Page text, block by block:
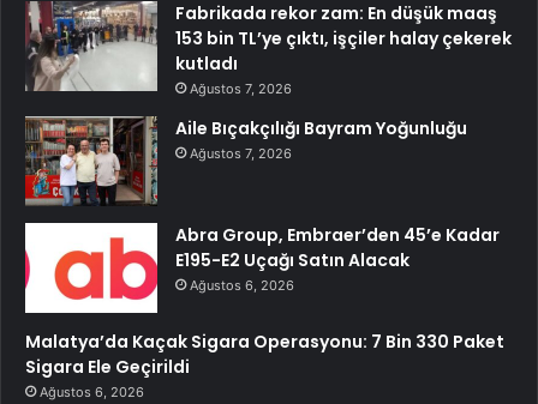
Fabrikada rekor zam: En düşük maaş
153 bin TL’ye çıktı, işçiler halay çekerek
kutladı
Ağustos 7, 2026
Aile Bıçakçılığı Bayram Yoğunluğu
Ağustos 7, 2026
Abra Group, Embraer’den 45’e Kadar
E195-E2 Uçağı Satın Alacak
Ağustos 6, 2026
Malatya’da Kaçak Sigara Operasyonu: 7 Bin 330 Paket
Sigara Ele Geçirildi
Ağustos 6, 2026